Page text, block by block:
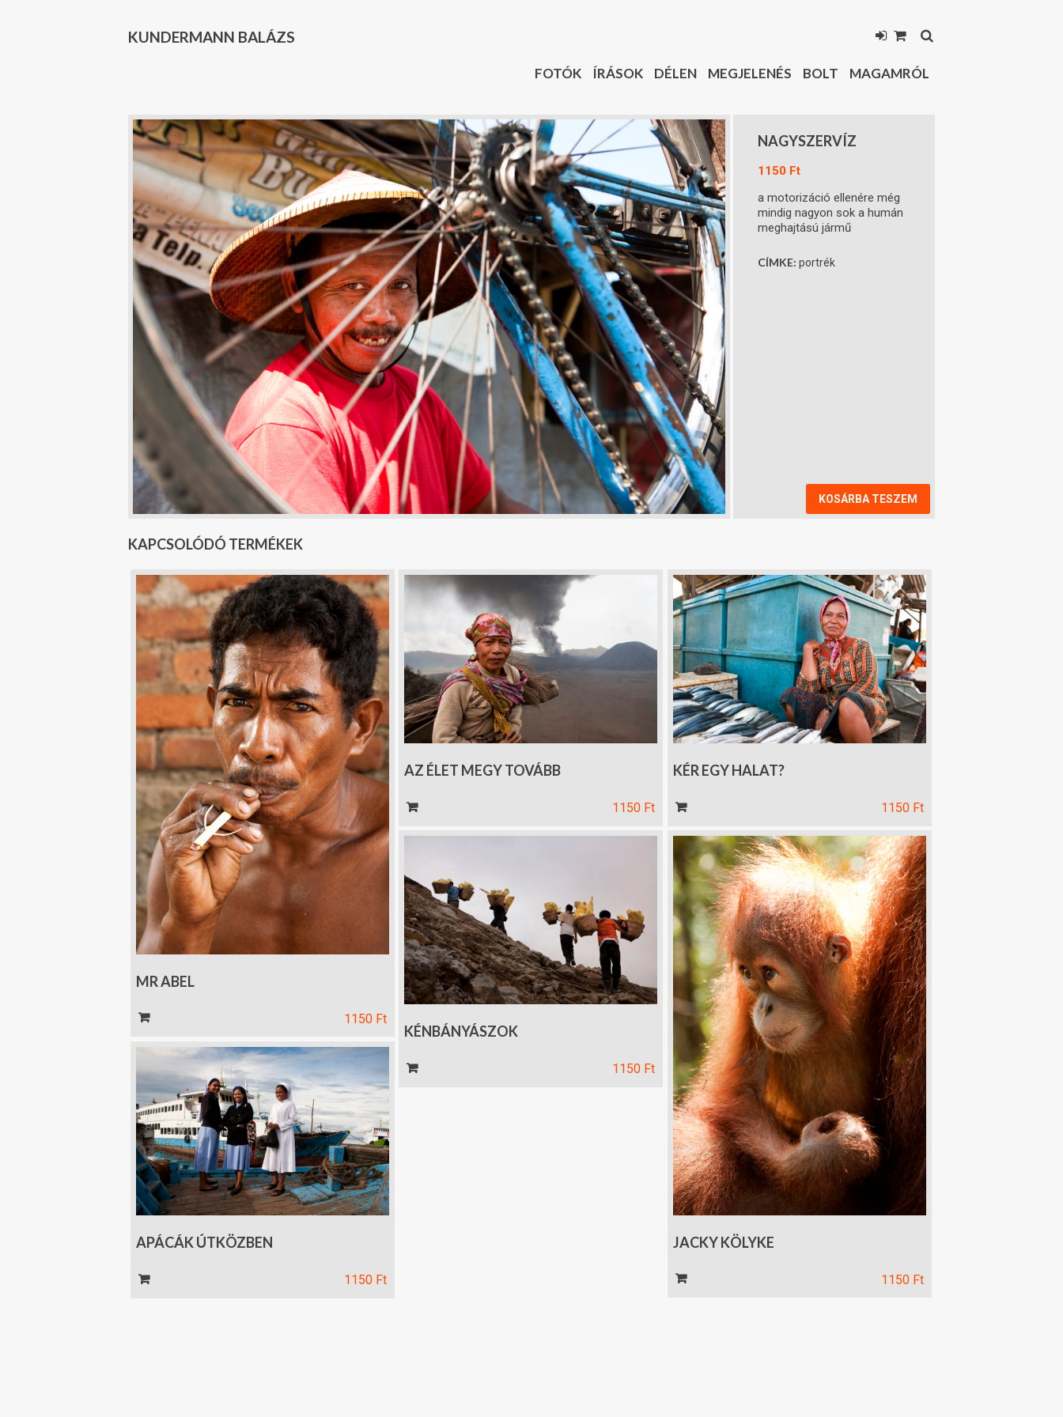
KUNDERMANN BALÁZS
FOTÓK ÍRÁSOK DÉLEN MEGJELENÉS BOLT MAGAMRÓL
NAGYSZERVÍZ
1150 Ft
a motorizáció ellenére még
mindig nagyon sok a humán
meghajtású jármű
KOSÁRBA TESZEM
CÍMKE: portrék
KAPCSOLÓDÓ TERMÉKEK
MR ABEL
1150 Ft
Kosár
AZ ÉLET MEGY TOVÁBB
1150 Ft
Kosár
KÉR EGY HALAT?
1150 Ft
Kosár
KÉNBÁNYÁSZOK
1150 Ft
Kosár
JACKY KÖLYKE
1150 Ft
Kosár
APÁCÁK ÚTKÖZBEN
1150 Ft
Kosár